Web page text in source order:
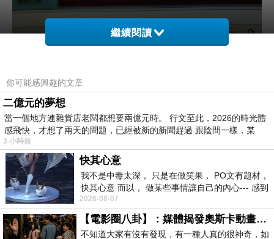
繼續閱讀
你可能感興趣的文章
二億元的夢想
當一個地方連雜貨店老闆都想要兩億元時。 行文至此，2026的時光體
感飛快，才想了兩天的問題，已經被新的新聞趕過 跟陰間一樣，某
3 小時前
快其心意
我不是中毒太深， 只是在做笑果， PO文有題材，
快其心意 而以， 做某些事情讓自己的內心--- 感到
愉快。
2026-08-07
【電影圈八卦】：媒體揭發奧斯卡動畫項目投票醜聞！好萊塢為什麼看不起動畫電影？
不知道大家有沒有發現，有一種人真的很神奇，如